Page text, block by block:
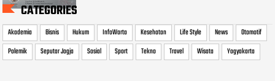
CATEGORIES
Akademia Bisnis Hukum InfoWarta Kesehatan Life Style News
Otomotif
Polemik
Seputar Jogja Sosial Sport Tekno Travel Wisata Yogyakarta